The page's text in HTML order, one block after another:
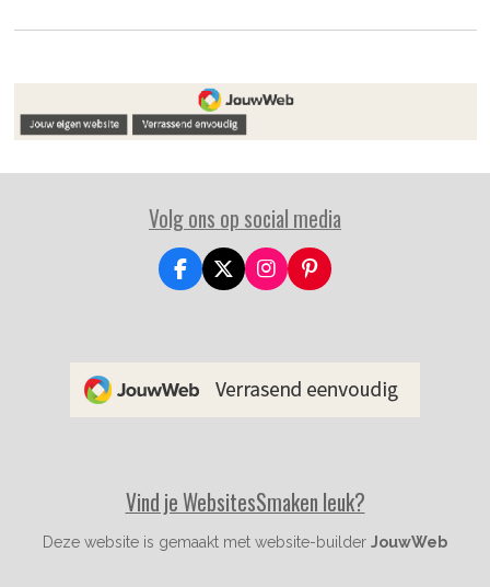
Volg ons op social media
F
a
o
X
I
n
r
P
i
e
Vind je WebsitesSmaken leuk?
Deze website is gemaakt met website-builder JouwWeb